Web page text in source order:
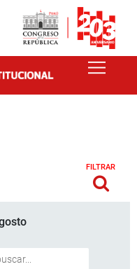
FILTRAR